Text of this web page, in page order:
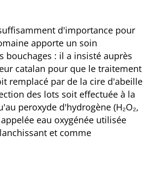
d'importance pour
apporte un soin
bouchages : il a insisté auprès
catalan pour que le traitement
remplacé par de la cire d'abeille
des lots soit effectuée à la
peroxyde d'hydrogène (H₂O₂,
eau oxygénée utilisée
et comme